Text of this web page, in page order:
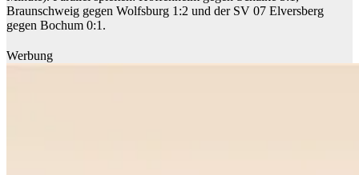
Braunschweig gegen Wolfsburg 1:2 und der SV 07 Elversberg
gegen Bochum 0:1.
Werbung